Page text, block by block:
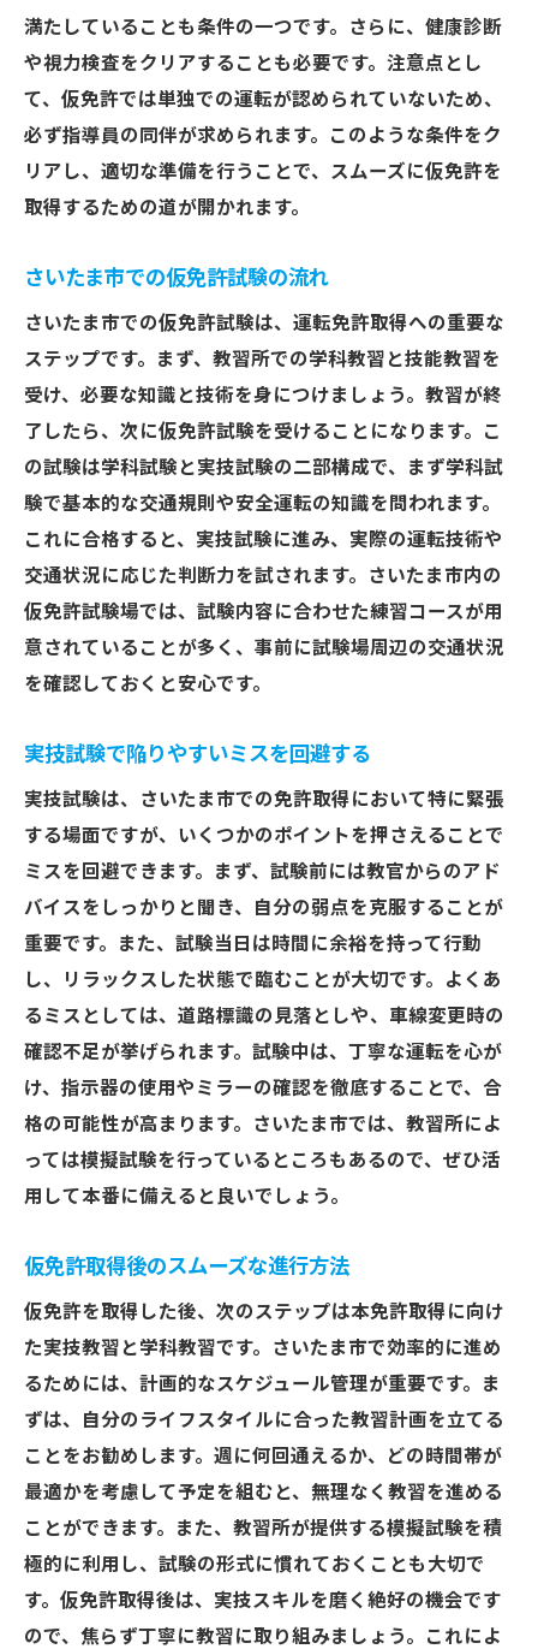
満たしていることも条件の一つです。さらに、健康診断
や視力検査をクリアすることも必要です。注意点とし
て、仮免許では単独での運転が認められていないため、
必ず指導員の同伴が求められます。このような条件をク
リアし、適切な準備を行うことで、スムーズに仮免許を
取得するための道が開かれます。
さいたま市での仮免許試験の流れ
さいたま市での仮免許試験は、運転免許取得への重要な
ステップです。まず、教習所での学科教習と技能教習を
受け、必要な知識と技術を身につけましょう。教習が終
了したら、次に仮免許試験を受けることになります。こ
の試験は学科試験と実技試験の二部構成で、まず学科試
験で基本的な交通規則や安全運転の知識を問われます。
これに合格すると、実技試験に進み、実際の運転技術や
交通状況に応じた判断力を試されます。さいたま市内の
仮免許試験場では、試験内容に合わせた練習コースが用
意されていることが多く、事前に試験場周辺の交通状況
を確認しておくと安心です。
実技試験で陥りやすいミスを回避する
実技試験は、さいたま市での免許取得において特に緊張
する場面ですが、いくつかのポイントを押さえることで
ミスを回避できます。まず、試験前には教官からのアド
バイスをしっかりと聞き、自分の弱点を克服することが
重要です。また、試験当日は時間に余裕を持って行動
し、リラックスした状態で臨むことが大切です。よくあ
るミスとしては、道路標識の見落としや、車線変更時の
確認不足が挙げられます。試験中は、丁寧な運転を心が
け、指示器の使用やミラーの確認を徹底することで、合
格の可能性が高まります。さいたま市では、教習所によ
っては模擬試験を行っているところもあるので、ぜひ活
用して本番に備えると良いでしょう。
仮免許取得後のスムーズな進行方法
仮免許を取得した後、次のステップは本免許取得に向け
た実技教習と学科教習です。さいたま市で効率的に進め
るためには、計画的なスケジュール管理が重要です。ま
ずは、自分のライフスタイルに合った教習計画を立てる
ことをお勧めします。週に何回通えるか、どの時間帯が
最適かを考慮して予定を組むと、無理なく教習を進める
ことができます。また、教習所が提供する模擬試験を積
極的に利用し、試験の形式に慣れておくことも大切で
す。仮免許取得後は、実技スキルを磨く絶好の機会です
ので、焦らず丁寧に教習に取り組みましょう。これによ